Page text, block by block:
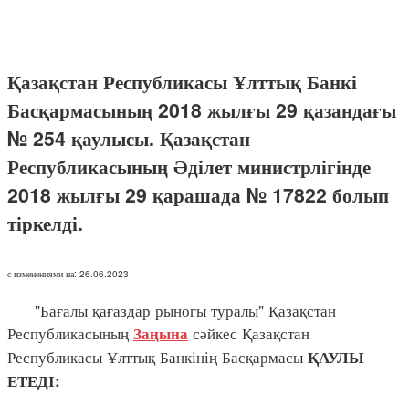
Қазақстан Республикасы Ұлттық Банкі
Басқармасының 2018 жылғы 29 қазандағы
№ 254 қаулысы. Қазақстан
Республикасының Әділет министрлігінде
2018 жылғы 29 қарашада № 17822 болып
тіркелді.
с изменениями на: 26.06.2023
"Бағалы қағаздар рыногы туралы" Қазақстан
Республикасының Заңына сәйкес Қазақстан
Республикасы Ұлттық Банкінің Басқармасы ҚАУЛЫ
ЕТЕДІ: